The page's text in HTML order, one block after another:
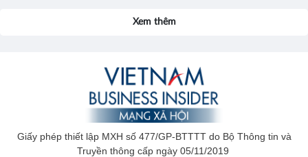
Xem thêm
Giấy phép thiết lập MXH số 477/GP-BTTTT do Bộ Thông tin và
Truyền thông cấp ngày 05/11/2019